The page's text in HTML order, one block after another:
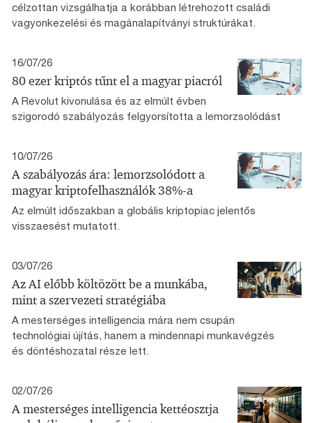
célzottan vizsgálhatja a korábban létrehozott családi
vagyonkezelési és magánalapítványi struktúrákat.
16/07/26
80 ezer kriptós tűnt el a magyar piacról
A Revolut kivonulása és az elmúlt évben
szigorodó szabályozás felgyorsította a lemorzsolódást
10/07/26
A szabályozás ára: lemorzsolódott a
magyar kriptofelhasználók 38%-a
Az elmúlt időszakban a globális kriptopiac jelentős
visszaesést mutatott.
03/07/26
Az AI előbb költözött be a munkába,
mint a szervezeti stratégiába
A mesterséges intelligencia mára nem csupán
technológiai újítás, hanem a mindennapi munkavégzés
és döntéshozatal része lett.
02/07/26
A mesterséges intelligencia kettéosztja